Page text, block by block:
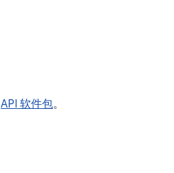
API 软件包。